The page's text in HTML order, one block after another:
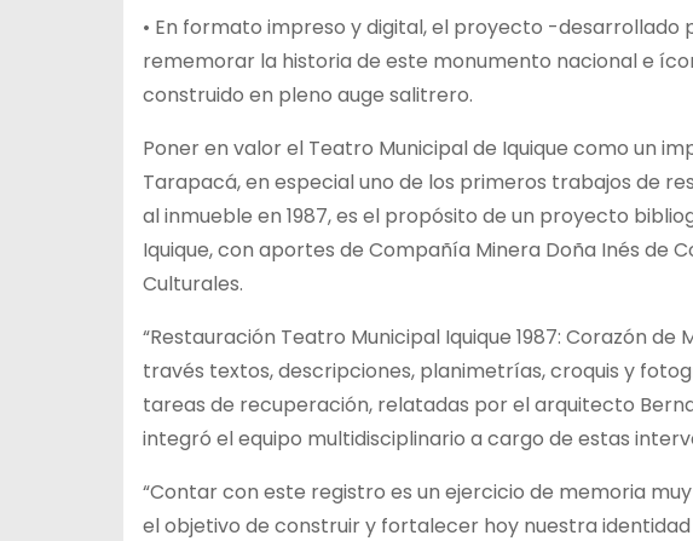
• En formato impreso y digital, el proyecto -
rememorar la historia de este monumento nacional e
construido en pleno auge salitrero.
Poner en valor el Teatro Municipal de Iquique como un
Tarapacá, en especial uno de los primeros trabajos de
al inmueble en 1987, es el propósito de un proyecto
Iquique, con aportes de Compañía Minera Doña Inés de
Culturales.
“Restauración Teatro Municipal Iquique 1987: Corazón
través textos, descripciones, planimetrías, croquis y
tareas de recuperación, relatadas por el arquitecto
integró el equipo multidisciplinario a cargo de estas
“Contar con este registro es un ejercicio de memoria
el objetivo de construir y fortalecer hoy nuestra